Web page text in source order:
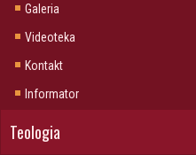
Galeria
Videoteka
Kontakt
Informator
Teologia